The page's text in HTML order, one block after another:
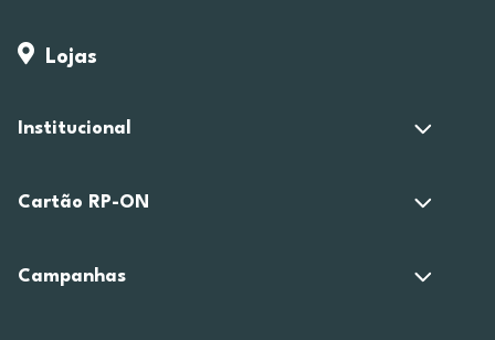
Lojas
Institucional
Cartão RP-ON
Campanhas